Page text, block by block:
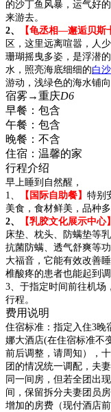
的沙丁鱼风暴，运气好
来游去。
2、
【龟丞相—邂逅贝斯
区，这里远离喧嚣，人
珊瑚摇曳多姿，是浮潜
水，照亮海底细细的白沙
游动，浅绿色的海水铺
宿雾→重庆D6
早餐： 包含
午餐： 包含
晚餐： 不含
住宿： 温馨的家
行程介绍
早上睡到自然醒，
1、
【国际自助餐】 特别
美食，食材鲜美，品种
2、
【乳胶文化展示中心】
床垫、枕头、防螨垫等
抗菌防螨、透气舒爽等
大福音，它能有效改善
椎酸疼的患者也能起到
3、于指定时间前往机场
行程。
费用说明
住宿标准： 指定入住3晚
娜大酒店(在住宿标准不
前后调整，请周知），
团的情况统一调配，夫
同一间房，但若全团出
间，保留拆分夫妻团员
增加的房费（现付酒店前